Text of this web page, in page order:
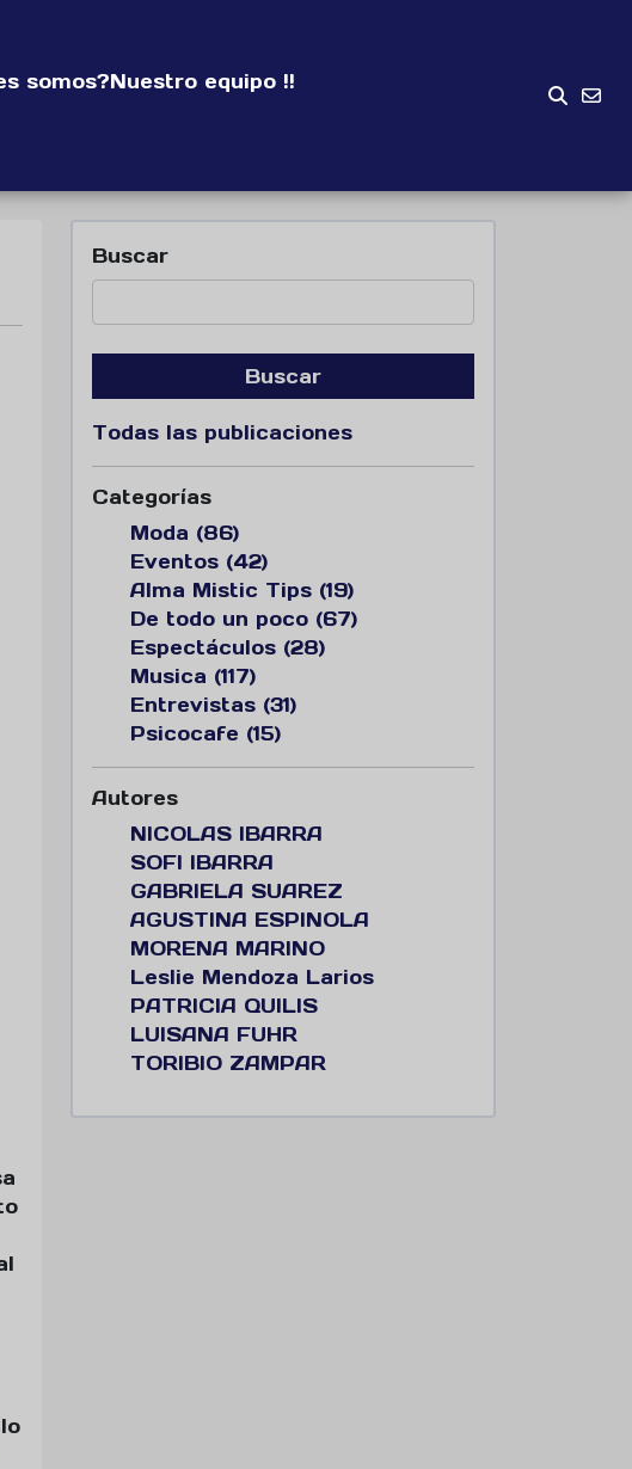
somos?Nuestro equipo !!
Buscar
Buscar
Todas las publicaciones
Categorías
Moda (86)
Eventos (42)
Alma Mistic Tips (19)
De todo un poco (67)
Espectáculos (28)
Musica (117)
Entrevistas (31)
Psicocafe (15)
Autores
NICOLAS IBARRA
SOFI IBARRA
GABRIELA SUAREZ
AGUSTINA ESPINOLA
MORENA MARINO
Leslie Mendoza Larios
PATRICIA QUILIS
LUISANA FUHR
TORIBIO ZAMPAR